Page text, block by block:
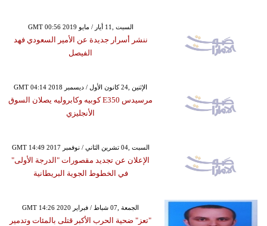
GMT 00:56 2019 السبت ,11 أيار / مايو
ننشر أسرار جديدة عن الأمير السعودي فهد
الفيصل
GMT 04:14 2018 الإثنين ,24 كانون الأول / ديسمبر
مرسيدس E350 كوبيه وكابروليه يصلان السوق
الأنجليزي
GMT 14:49 2017 السبت ,04 تشرين الثاني / نوفمبر
الإعلان عن تجديد مقصورات "الدرجة الأولى"
في الخطوط الجوية البريطانية
GMT 14:26 2020 الجمعة ,07 شباط / فبراير
"تعز" ضحية الحرب الأكبر قتلى بالمئات وتدمير